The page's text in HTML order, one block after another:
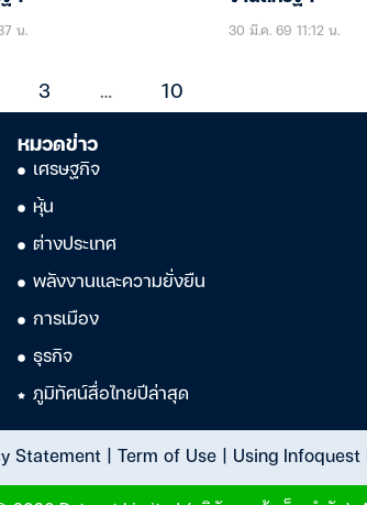
น. 30 มี.ค. 69 11:12 น.
3 … 10
หมวดข่าว
เศรษฐกิจ
หุ้น
ต่างประเทศ
พลังงานและความยั่งยืน
การเมือง
ธุรกิจ
ภูมิทัศน์สื่อไทยปีล่าสุด
Statement| Term of Use| Using